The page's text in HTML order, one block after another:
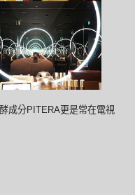
成分PITERA更是常在電視